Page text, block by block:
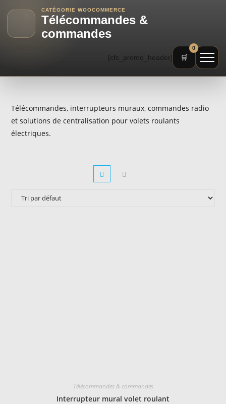
CATÉGORIE WOOCOMMERCE
Télécommandes &
commandes
[cfc_promo_header] 🛒
0
Télécommandes, interrupteurs muraux, commandes radio
et solutions de centralisation pour volets roulants
électriques.
Télécommandes & commandes
Interrupteur mural volet roulant